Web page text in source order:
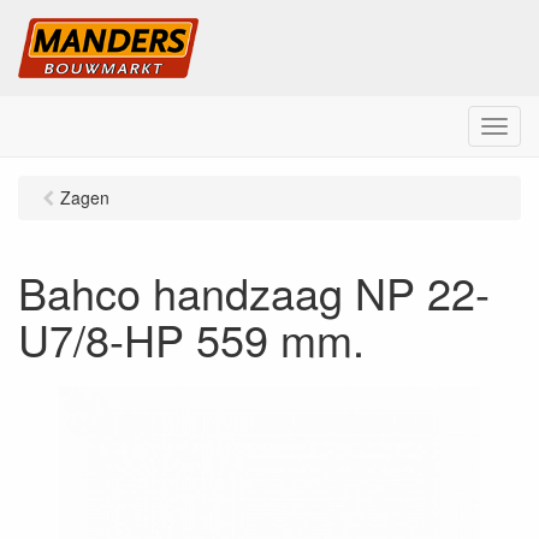
M
e
Zagen
Bahco handzaag NP 22-
U7/8-HP 559 mm.